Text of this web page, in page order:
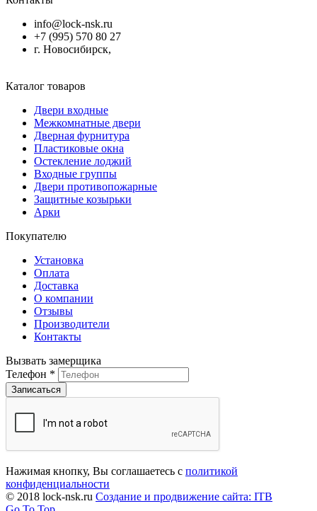
info@lock-nsk.ru
+7 (995) 570 80 27
г. Новосибирск,
Каталог товаров
Двери входные
Межкомнатные двери
Дверная фурнитура
Пластиковые окна
Остекление лоджий
Входные группы
Двери противопожарные
Защитные козырьки
Арки
Покупателю
Установка
Оплата
Доставка
О компании
Отзывы
Производители
Контакты
Вызвать замерщика
Телефон *
Нажимая кнопку, Вы соглашаетесь с политикой
конфиденциальности
© 2018 lock-nsk.ru Создание и продвижение сайта: ITB